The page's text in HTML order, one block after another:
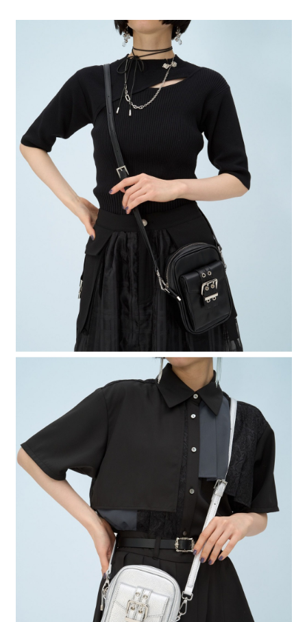
1.分期款項不併入電信帳單，「大哥付你分期」於每月結算日後寄送繳費提
2.透過簡訊連結打開帳單後，可選擇「超商條碼／台灣大直營門市／銀行轉
帳／街口支付／iPASS MONEY」等通路繳費。
【注意事項】
1.本服務係由「台灣大哥大股份有限公司」（以下簡稱本公司）所提供，讓
用戶於交易時，得透過本服務購買商品或服務，並由商店將買賣／分期付款
買賣價金債權讓與本公司後，依約使用本公司帳單繳交帳款。
2.基於同意付款使用「大哥付你分期」之契約關係目的，商店將以您的個人
資料（包含姓名、電話或地址）提供予台灣大哥大進項蒐集、處理及利用，
由本公司與您本人進行分期帳單所需資料之確認、核對及更正。
3.完整用戶服務條款，請詳閱以下連結：
https://oppay.tw/userRule
３．安心：先確認商品／服務後，再付款。
【「AFTEE先享後付」結帳流程】
１．於結帳方式選擇「AFTEE先享後付」後，將跳轉至「AFTEE先享後付」
結帳頁面，進行簡訊認證並確認金額後，即可完成結帳。
２．訂單成立數日內，您將收到繳費通知簡訊。
３．收到繳費通知簡訊後14天內，點擊此簡訊中的連結，可透過四大超商／
ATM／網路銀行／等多元方式進行付款，方視為交易完成。
※ 請注意：結帳手續完成當下不需立刻繳費，但若您需要取消訂單，請聯絡
購買商品的店家。未經商家同意取消之訂單仍視為有效，需透過AFTEE先享
後付繳納相關費用。
※ 交易是否成功請以「AFTEE先享後付 」之結帳頁面顯示為準，若有關於
是否繳費成功／繳費後需取消欲退款等相關疑問，請聯繫「AFTEE先享後付
客戶支援中心」
https://netprotections.freshdesk.com/support/home
【注意事項】
１．透過由恩沛科技股份有限公司提供之「AFTEE先享後付」服務完成之交
易，需依本服務之必要範圍內提供個人資料，並將交易相關給付款項請求債
權轉讓予恩沛科技股份有限公司。
２．關於個人資料處理事宜，請瀏覽以下網址：https://aftee.tw/terms/#terms3
３．未成年的使用者請事先徵得法定代理人或監護人之同意方可使用
「AFTEE先享後付」，若未經同意申辦者引起之損失，本公司不負相關責
４．使用「AFTEE先享後付」時，將依據個別帳號之用戶狀況，依本公司即
時審查核予不同之上限額度；若仍有額度不足之情形，本公司將視審查結果
請求用戶進行身份認證。
５．嚴禁一人註冊多個帳號或使用他人資訊註冊。若發現惡意使用之情形，
恩沛科技股份有限公司將有權停止該用戶之使用額度並採取法律行動。
每筆NT$80，滿NT$888(含以上)免運費
每筆NT$80，滿NT$888(含以上)免運費
7-11 取貨付款
每筆NT$80，滿NT$1,500(含以上)免運費
付款後 7-11取貨
每筆NT$80，滿NT$1,500(含以上)免運費
每筆NT$80，滿NT$1,500(含以上)免運費